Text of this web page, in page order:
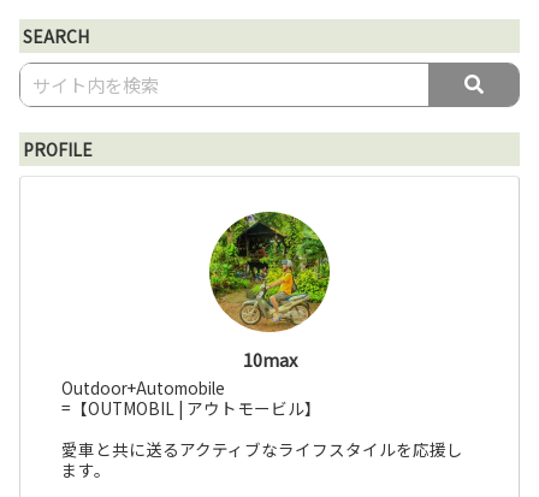
SEARCH
PROFILE
10max
Outdoor+Automobile
=【OUTMOBIL | アウトモービル】
愛車と共に送るアクティブなライフスタイルを応援し
ます。